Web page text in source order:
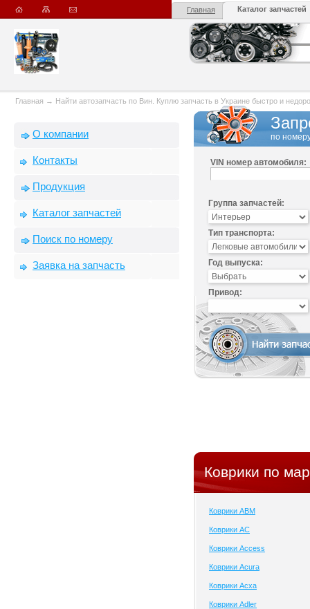
Главная Каталог запчастей
Главная → Найти автозапчасть по Вин. Куплю запчасть в Украине быстро и
О компании
Контакты
Продукция
Каталог запчастей
Поиск по номеру
Заявка на запчасть
по
VIN номер автомобиля:
Группа запчастей:
Тип транспорта:
Год выпуска:
Привод:
Коврики по
Коврики ABM
Коврики AC
Коврики Access
Коврики Acura
Коврики Acxa
Коврики Adler